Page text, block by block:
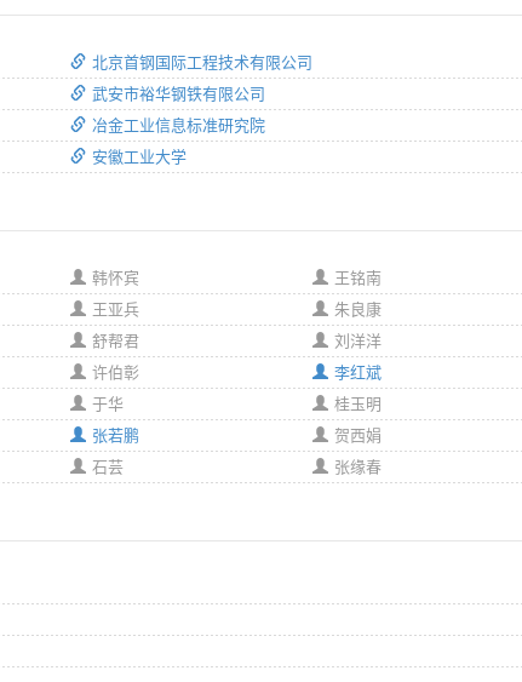
北京首钢国际工程技术有限公司
武安市裕华钢铁有限公司
冶金工业信息标准研究院
安徽工业大学
韩怀宾
王铭南
王亚兵
朱良康
舒帮君
刘洋洋
许伯彰
李红斌
于华
桂玉明
张若鹏
贺西娟
石芸
张缘春